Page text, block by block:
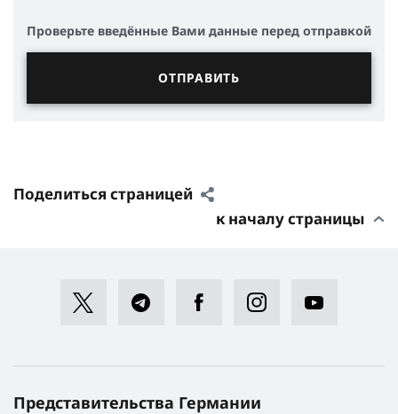
Проверьте введённые Вами данные перед отправкой
Поделиться страницей
к началу страницы
Представительства Германии